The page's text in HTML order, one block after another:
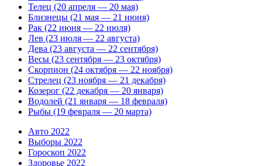
Телец (20 апреля — 20 мая)
Близнецы (21 мая — 21 июня)
Рак (22 июня — 22 июля)
Лев (23 июля — 22 августа)
Дева (23 августа — 22 сентября)
Весы (23 сентября — 23 октября)
Скорпион (24 октября — 22 ноября)
Стрелец (23 ноября — 21 декабря)
Козерог (22 декабря — 20 января)
Водолей (21 января — 18 февраля)
Рыбы (19 февраля — 20 марта)
Авто 2022
Выборы 2022
Гороскоп 2022
Здоровье 2022